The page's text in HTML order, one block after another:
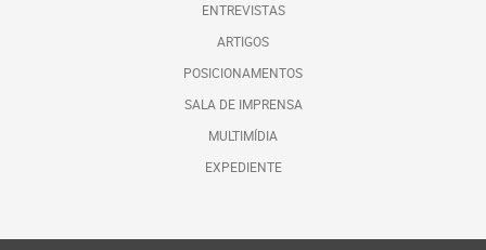
ENTREVISTAS
ARTIGOS
POSICIONAMENTOS
SALA DE IMPRENSA
MULTIMÍDIA
EXPEDIENTE